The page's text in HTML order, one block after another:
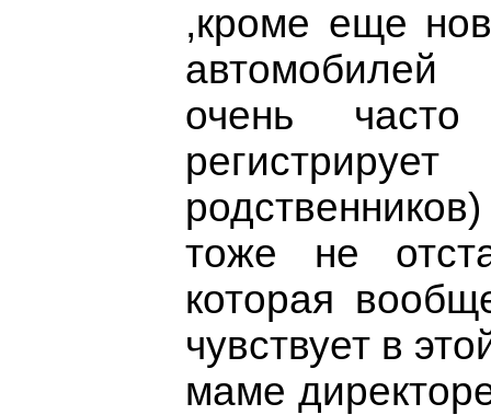
,кроме еще
очень
тоже не
которая
чувствует в
маме